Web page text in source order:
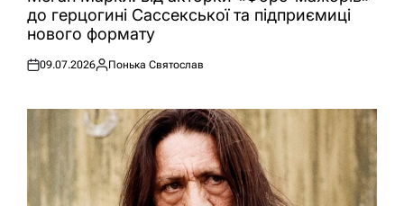
до герцогині Сассекської та підприємиці
нового формату
Оприлюднено
09.07.2026
Опубліковано
Понька Святослав